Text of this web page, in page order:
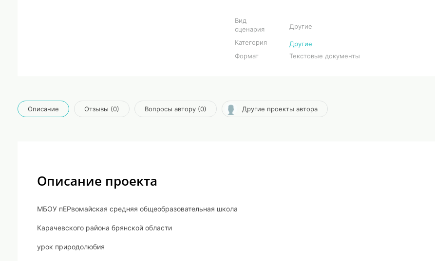
Вид
сценария
Другие
Категория
Другие
Формат
Текстовые документы
Описание Отзывы (0) Вопросы автору (0) Другие проекты автора
Описание проекта
МБОУ пЕРвомайская средняя общеобразовательная школа
Карачевского района брянской области
урок природолюбия